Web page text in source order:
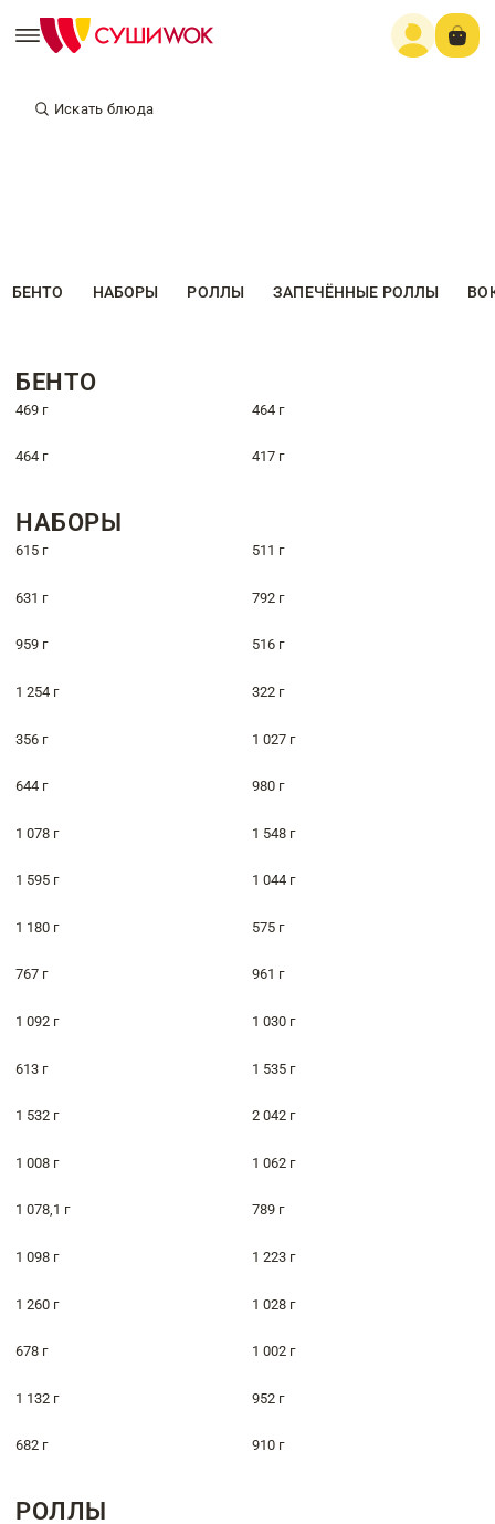
Искать блюда
БЕНТО НАБОРЫ РОЛЛЫ ЗАПЕЧЁННЫЕ РОЛЛЫ
БЕНТО
469 г 464 г
464 г 417 г
НАБОРЫ
615 г 511 г
631 г 792 г
959 г 516 г
1 254 г 322 г
356 г 1 027 г
644 г 980 г
1 078 г 1 548 г
1 595 г 1 044 г
1 180 г 575 г
767 г 961 г
1 092 г 1 030 г
613 г 1 535 г
1 532 г 2 042 г
1 008 г 1 062 г
1 078,1 г 789 г
1 098 г 1 223 г
1 260 г 1 028 г
678 г 1 002 г
1 132 г 952 г
682 г 910 г
РОЛЛЫ